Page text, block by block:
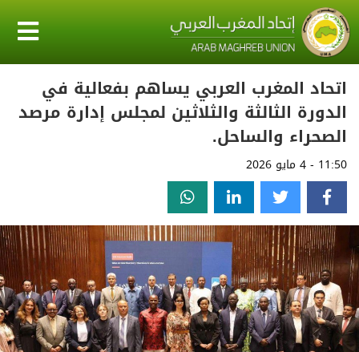
اتحاد المغرب العربي يساهم بفعالية في
الدورة الثالثة والثلاثين لمجلس إدارة مرصد
الصحراء والساحل.
11:50 - 4 مايو 2026